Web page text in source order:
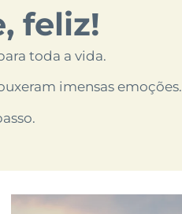
feliz!
toda a vida.
imensas emoções.